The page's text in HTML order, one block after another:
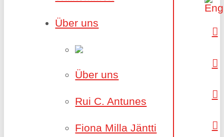
Über uns
Über uns
Rui C. Antunes
Fiona Milla Jäntti